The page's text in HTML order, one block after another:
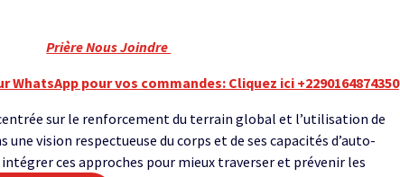
Prière Nous Joindre
pour vos commandes: Cliquez ici +2290164874350
sur le renforcement du terrain global et l’utilisation de
une vision respectueuse du corps et de ses capacités d’auto-
ces approches pour mieux traverser et prévenir les